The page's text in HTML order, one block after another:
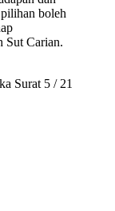
boleh
Sut Carian.
Surat 5 / 21